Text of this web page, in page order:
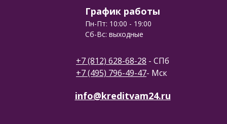
График работы
Пн-Пт: 10:00 - 19:00
Сб-Вс: выходные
+7 (812) 628-68-28 - СПб
+7 (495) 796-49-47- Мск
info@kreditvam24.ru